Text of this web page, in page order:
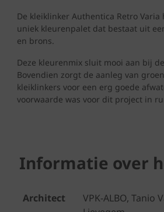
De kleiklinker Authentica Retro
uniek kleurenpalet dat bestaat uit
en brons.
Deze kleurenmix sluit mooi aan bij
Bovendien zorgt de aanleg van
kleiklinkers voor een erg goede
voorwaarde was voor dit project in
Informatie over
Architect
VPK-ALBO, Tanio